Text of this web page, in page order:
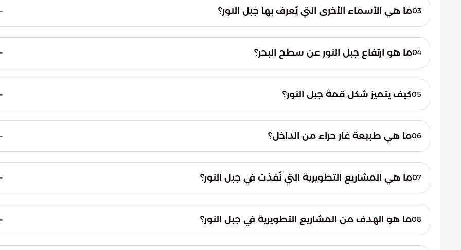
القرآن الكريم، مما يجعله من أهم المواقع التاريخية والإسلامية.03ما هي الأسماء الأخرى التي يُعرف بها جبل النور؟
04ما هو ارتفاع جبل النور عن سطح البحر؟
05كيف يتميز شكل قمة جبل النور؟
06ما هي طبيعة غار حراء من الداخل؟
المشرفة، ولا يتسع لأكثر من خمسة أشخاص.07ما هي المشاريع التطويرية التي نُفذت في جبل النور؟
ومتحف القرآن الكريم، والرواق الثقافي، بالإضافة إلى طريق الصعود إلى الغار، والعديد من المرافق08ما هو الهدف من المشاريع التطويرية في جبل النور؟